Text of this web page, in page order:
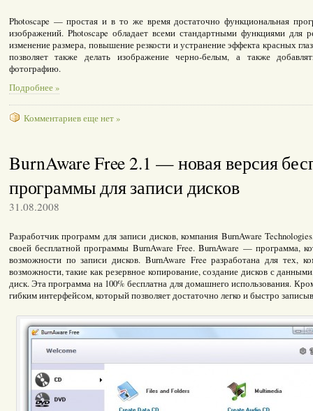
Photoscape — простая и в то же время достаточно функциональная
изображений. Photoscape обладает всеми стандартными функциями для
изменение размера, повышение резкости и устранение эффекта красных
позволяет также делать изображение черно-белым, а также
фотографию.
Подробнее »
Комментариев еще нет »
BurnAware Free 2.1 — новая версия
программы для записи дисков
31.08.2008
Разработчик программ для записи дисков, компания BurnAware
своей бесплатной программы BurnAware Free. BurnAware — программа,
возможности по записи дисков. BurnAware Free разработана для тех,
возможности, такие как резервное копирование, создание дисков с
диск. Эта программа на 100% бесплатна для домашнего использования.
гибким интерфейсом, который позволяет достаточно легко и быстро